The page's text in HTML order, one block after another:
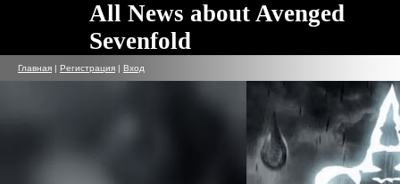
All News about Avenged
Sevenfold
Главная | Регистрация | Вход